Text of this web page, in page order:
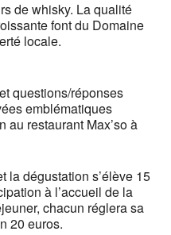
de whisky. La qualité
font du Domaine
locale.
questions/réponses
emblématiques
au restaurant Max’so à
la dégustation s’élève 15
à l’accueil de la
chacun réglera sa
20 euros.